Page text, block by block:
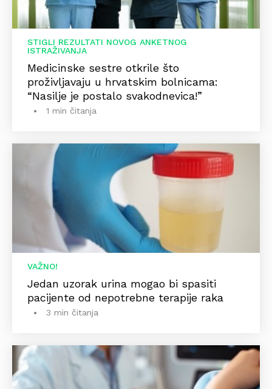
STIGLI REZULTATI NOVOG ANKETNOG
ISTRAŽIVANJA
Medicinske sestre otkrile što
proživljavaju u hrvatskim bolnicama:
“Nasilje je postalo svakodnevica!”
1 min čitanja
VAŽNO!
Jedan uzorak urina mogao bi spasiti
pacijente od nepotrebne terapije raka
3 min čitanja